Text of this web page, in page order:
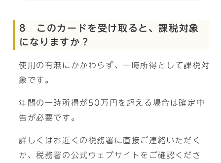
8 このカードを受け取ると、課税対象
になりますか？
使用の有無にかかわらず、一時所得として課税対
象です。
年間の一時所得が50万円を超える場合は確定申
告が必要です。
詳しくはお近くの税務署に直接ご連絡いただく
か、税務署の公式ウェブサイトをご確認くださ